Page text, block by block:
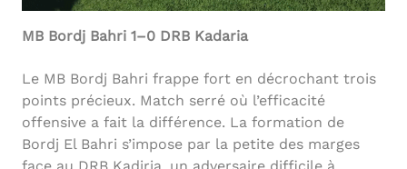
MB Bordj Bahri 1–0 DRB Kadaria
Le MB Bordj Bahri frappe fort en décrochant trois
points précieux. Match serré où l’efficacité
offensive a fait la différence. La formation de
Bordj El Bahri s’impose par la petite des marges